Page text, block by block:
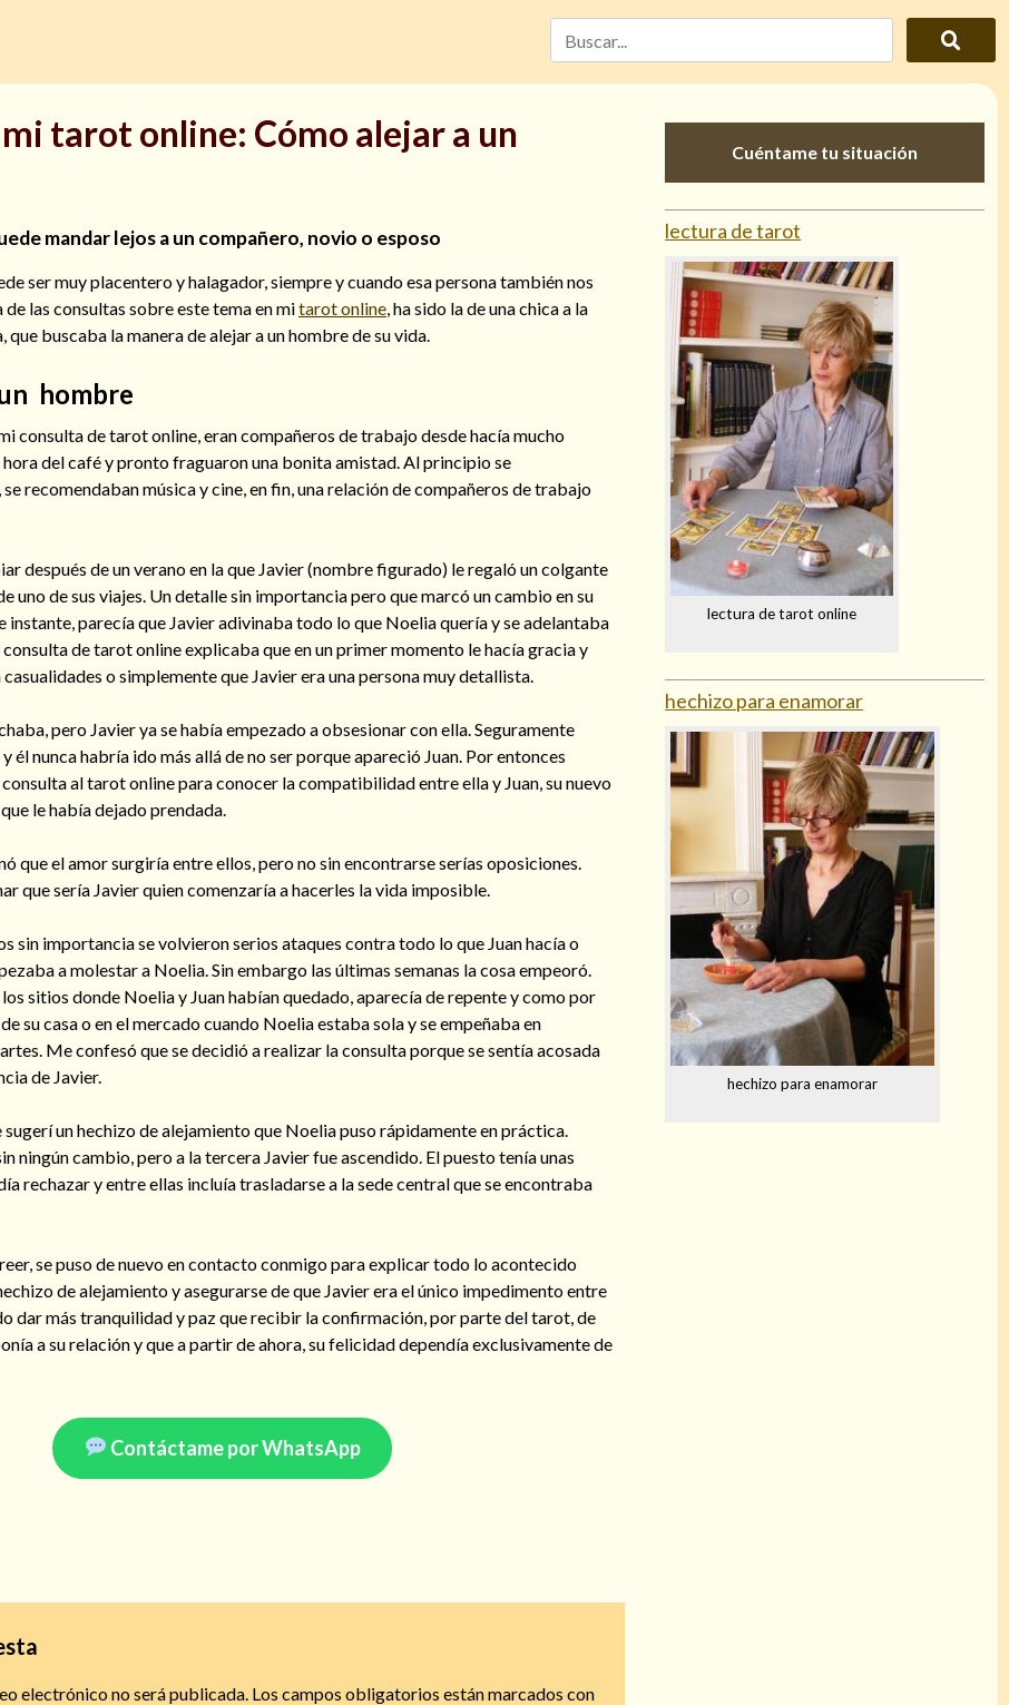
tarot online: Cómo alejar a un
mandar lejos a un compañero, novio o esposo
ser muy placentero y halagador, siempre y cuando esa persona también nos
las consultas sobre este tema en mitarot online , ha sido la de una chica a la
buscaba la manera de alejar a un hombre de su vida.
hombre
consulta de tarot online, eran compañeros de trabajo desde hacía mucho
del café y pronto fraguaron una bonita amistad. Al principio se
recomendaban música y cine, en fin, una relación de compañeros de trabajo
después de un verano en la que Javier (nombre figurado) le regaló un colgante
uno de sus viajes. Un detalle sin importancia pero que marcó un cambio en su
instante, parecía que Javier adivinaba todo lo que Noelia quería y se adelantaba
de tarot online explicaba que en un primer momento le hacía gracia y
o simplemente que Javier era una persona muy detallista.
pero Javier ya se había empezado a obsesionar con ella. Seguramente
él nunca habría ido más allá de no ser porque apareció Juan. Por entonces
al tarot online para conocer la compatibilidad entre ella y Juan, su nuevo
le había dejado prendada.
que el amor surgiría entre ellos, pero no sin encontrarse serías oposiciones.
que sería Javier quien comenzaría a hacerles la vida imposible.
sin importancia se volvieron serios ataques contra todo lo que Juan hacía o
a molestar a Noelia. Sin embargo las últimas semanas la cosa empeoró.
los sitios donde Noelia y Juan habían quedado, aparecía de repente y como por
su casa o en el mercado cuando Noelia estaba sola y se empeñaba en
Me confesó que se decidió a realizar la consulta porque se sentía acosada
de Javier.
un hechizo de alejamiento que Noelia puso rápidamente en práctica.
ningún cambio, pero a la tercera Javier fue ascendido. El puesto tenía unas
rechazar y entre ellas incluía trasladarse a la sede central que se encontraba
se puso de nuevo en contacto conmigo para explicar todo lo acontecido
de alejamiento y asegurarse de que Javier era el único impedimento entre
dar más tranquilidad y paz que recibir la confirmación, por parte del tarot, de
a su relación y que a partir de ahora, su felicidad dependía exclusivamente de
Contáctame por WhatsApp
electrónico no será publicada. Los campos obligatorios están marcados con
Cuéntame tu situación
lectura de tarot
lectura de tarot online
hechizo para enamorar
hechizo para enamorar